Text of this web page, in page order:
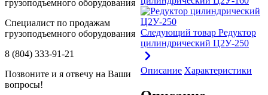
Специалист по продажам
грузоподъемного оборудования
8 (804) 333-91-21
Позвоните и я отвечу на Ваши
вопросы!
Следующий товар Редуктор
цилиндрический Ц2У-250
Описание Характеристики